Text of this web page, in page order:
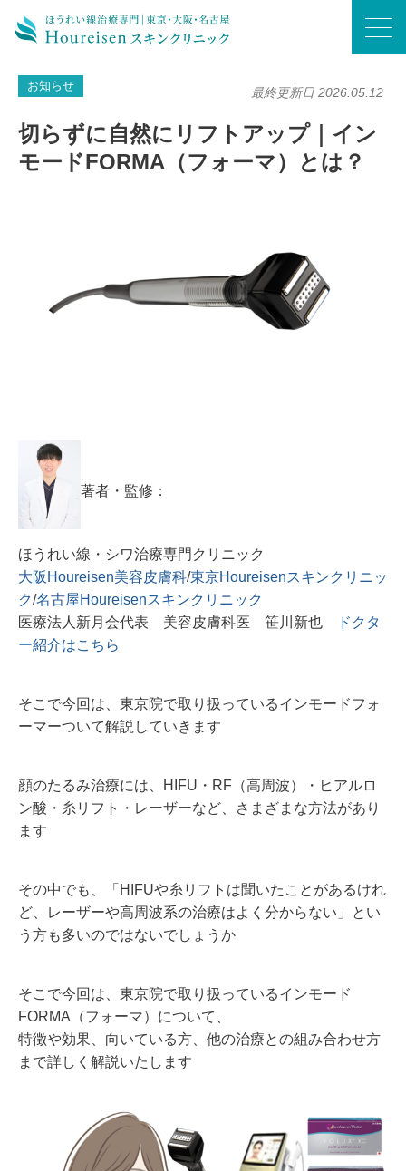
切らずに自然にリフトアップ｜インモードFORMA（フォーマ）とは？
お知らせ 最終更新日 2026.05.12
切らずに自然にリフトアップ｜イン
モードFORMA（フォーマ）とは？
著者・監修：
ほうれい線・シワ治療専門クリニック
大阪Houreisen美容皮膚科/東京Houreisenスキンクリニッ
ク/名古屋Houreisenスキンクリニック
医療法人新月会代表 美容皮膚科医 笹川新也
ドクタ
ー紹介はこちら
そこで今回は、東京院で取り扱っているインモードフォ
ーマーついて解説していきます
顔のたるみ治療には、HIFU・RF（高周波）・ヒアルロ
ン酸・糸リフト・レーザーなど、さまざまな方法があり
ます
その中でも、「HIFUや糸リフトは聞いたことがあるけれ
ど、レーザーや高周波系の治療はよく分からない」とい
う方も多いのではないでしょうか
そこで今回は、東京院で取り扱っているインモード
FORMA（フォーマ）について、
特徴や効果、向いている方、他の治療との組み合わせ方
まで詳しく解説いたします